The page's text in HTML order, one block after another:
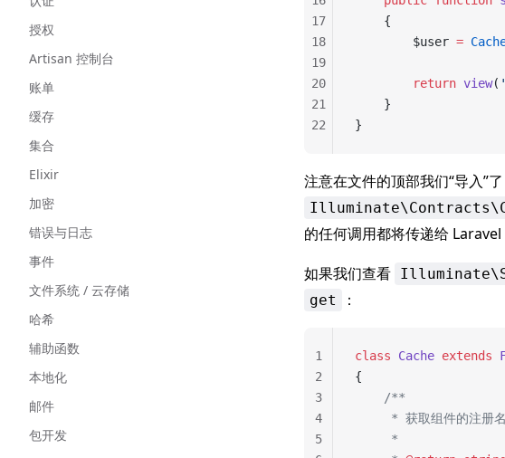
授权
Artisan 控制台
账单
缓存
集合
Elixir
加密
错误与日志
事件
文件系统 / 云存储
哈希
辅助函数
本地化
邮件
包开发
    {
        $user
=
        return
view(
    }
}
17
18
19
20
21
22
注意在文件的顶部我们“导入”了
的任何调用都将传递给 Laravel
如果我们查看
get ：
class Cache extends
{
    /**
* 获取组件的注册名
     *
1
2
3
4
5